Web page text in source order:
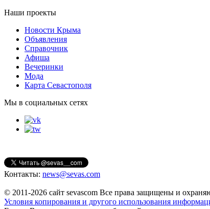
Наши проекты
Новости Крыма
Объявления
Справочник
Афиша
Вечеринки
Мода
Карта Севастополя
Мы в социальных сетях
Контакты: news@sevas.com
© 2011-2026 сайт sevascom Все права защищены и
Условия копирования и другого использования